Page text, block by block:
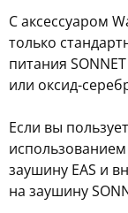
С аксессуаром
только
питания
или оксид-
Если вы
использованием
заушину EAS и
на заушину